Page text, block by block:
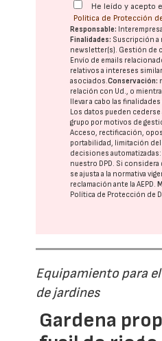
He leído y acepto
Política de Protección
Responsable:
Finalidades: Suscripción a
newsletter(s). Gestión de
Envío de emails
relativos a intereses
asociados.Conservación:
relación con Ud., o
llevar a cabo las
Los datos pueden cederse
grupo por motivos de
Acceso, rectificación,
portabilidad, limitación
decisiones automatizadas:
nuestro DPD. Si considera
se ajusta a la normativa
reclamación ante laAEPD.
Política de Protección de
Equipamiento para
de jardines
Gardena